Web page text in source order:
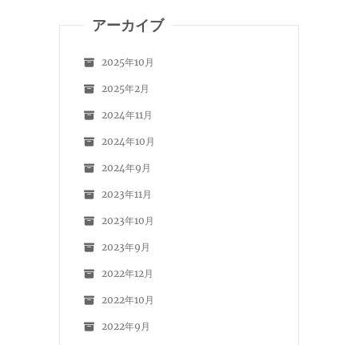
アーカイブ
2025年10月
2025年2月
2024年11月
2024年10月
2024年9月
2023年11月
2023年10月
2023年9月
2022年12月
2022年10月
2022年9月